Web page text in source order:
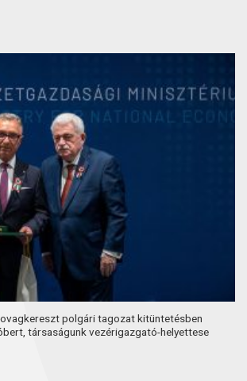
polgári tagozat kitüntetésben
társaságunk vezérigazgató-helyettese